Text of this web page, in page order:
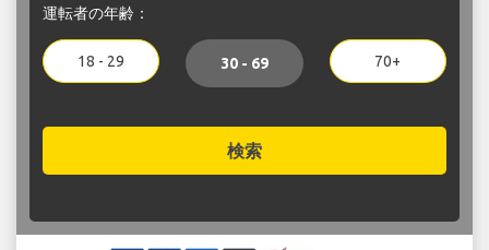
運転者の年齢：
18 - 29 30 - 69 70+
検索